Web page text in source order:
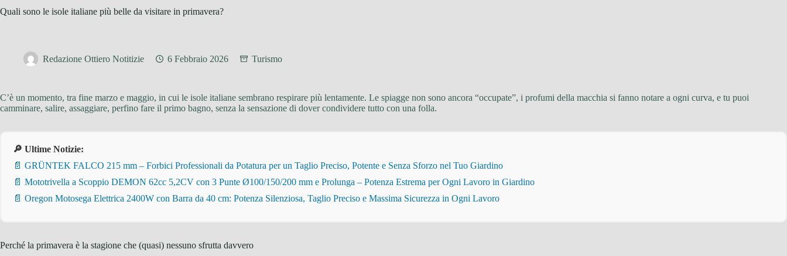
Quali sono le isole italiane più belle da visitare in primavera?
Redazione Ottiero Notitizie 6 Febbraio 2026 Turismo
C’è un momento, tra fine marzo e maggio, in cui le isole italiane sembrano respirare più lentamente. Le spiagge non sono ancora “occupate”, i profumi della macchia si fanno notare a ogni curva, e tu puoi
camminare, salire, assaggiare, perfino fare il primo bagno, senza la sensazione di dover condividere tutto con una folla.
🔎 Ultime Notizie:
📄 GRÜNTEK FALCO 215 mm – Forbici Professionali da Potatura per un Taglio Preciso, Potente e Senza Sforzo nel Tuo Giardino
📄 Mototrivella a Scoppio DEMON 62cc 5,2CV con 3 Punte Ø100/150/200 mm e Prolunga – Potenza Estrema per Ogni Lavoro in Giardino
📄 Oregon Motosega Elettrica 2400W con Barra da 40 cm: Potenza Silenziosa, Taglio Preciso e Massima Sicurezza in Ogni Lavoro
Perché la primavera è la stagione che (quasi) nessuno sfrutta davvero